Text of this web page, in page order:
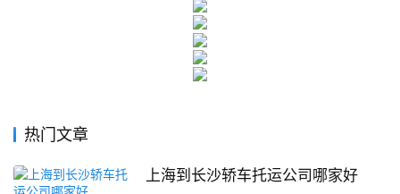
热门文章
上海到长沙轿车托运公司哪家好